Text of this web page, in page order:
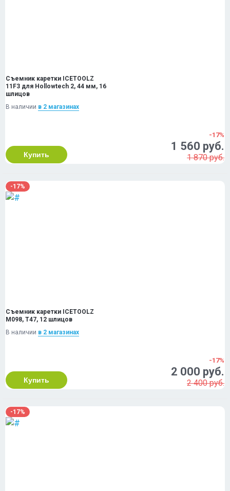
Съемник каретки ICETOOLZ
11F3 для Hollowtech 2, 44 мм, 16
шлицов
В наличии в 2 магазинах
Купить
-17%
1 560 руб.
1 870 руб.
-17%
Съемник каретки ICETOOLZ
M098, T47, 12 шлицов
В наличии в 2 магазинах
Купить
-17%
2 000 руб.
2 400 руб.
-17%